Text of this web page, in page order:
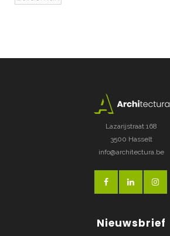
Lazarijstraat 168
3500 Hasselt
info@architectura.be
Nieuwsbrief